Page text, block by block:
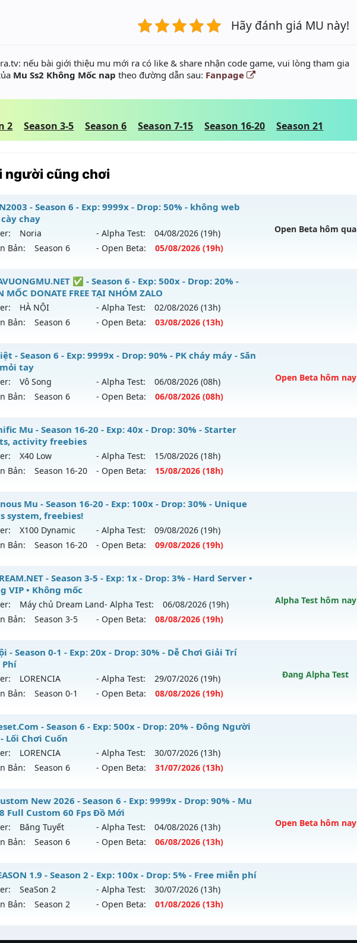
Hãy đánh giá MU này!
nếu bài giới thiệu mu mới ra có like & share nhận code game, vui lòng tham gia
Mu Ss2 Không Mốc nap theo đường dẫn sau: Fanpage
2 Season 3-5 Season 6 Season 7-15 Season 16-20 Season 21
người cũng chơi
- Season 6 - Exp: 9999x - Drop: 50% - không web
chay
Noria - Alpha Test: 04/08/2026 (19h)
Bản:
Season 6 - Open Beta: 05/08/2026 (19h)
Open Beta hôm qua
- không web shop cày chay
mới ra tháng 08 2026 - Mở máy chủNoriavào 19h ngày 05/08/2626
9999x - Drop: 50%
loại: Mu Nguyên bản Webzen
XSHield
✅ - Season 6 - Exp: 500x - Drop: 20% -
MỐC DONATE FREE TẠI NHÓM ZALO
HÀ NỘI - Alpha Test: 02/08/2026 (13h)
Bản:
Season 6 - Open Beta: 03/08/2026 (13h)
✅ - NHẬN MỐC DONATE FREE TẠI NHÓM ZALO
mới ra tháng 08 2026 - Mở máy chủHÀ NỘIvào 13h ngày 03/08/2626
500x - Drop: 20%
loại: Mu Nguyên bản Webzen
FPS 60 PLUS - CHỐNG HACK 100%
- Season 6 - Exp: 9999x - Drop: 90% - PK cháy máy - Săn
mỏi tay
Vô Song - Alpha Test: 06/08/2026 (08h)
Bản:
Season 6 - Open Beta: 06/08/2026 (08h)
Open Beta hôm nay
Việt - PK cháy máy - Săn Boss mỏi tay
mới ra tháng 08 2026 - Mở máy chủVô Songvào 08h ngày 06/08/2626
9999x - Drop: 90%
loại: Mu Nguyên bản Webzen
ICMPROTECT ✅ 🔴 ✨ ⚡️
Mu - Season 16-20 - Exp: 40x - Drop: 30% - Starter
activity freebies
X40 Low - Alpha Test: 15/08/2026 (18h)
Bản:
Season 16-20 - Open Beta: 15/08/2026 (18h)
Mu - Starter events, activity freebies
mới ra tháng 08 2026 - Mở máy chủX40 Lowvào 18h ngày 15/08/2626
40x - Drop: 30%
loại: Mu Nguyên bản Webzen
Mega-Anti
Mu - Season 16-20 - Exp: 100x - Drop: 30% - Unique
system, freebies!
X100 Dynamic - Alpha Test: 09/08/2026 (19h)
Bản:
Season 16-20 - Open Beta: 09/08/2026 (19h)
Mu - Unique resets system, freebies!
mới ra tháng 08 2026 - Mở máy chủX100 Dynamic
vào 19h ngày 09/08/2626
100x - Drop: 30%
loại: Mu Nguyên bản Webzen
Yes
- Season 3-5 - Exp: 1x - Drop: 3% - Hard Server •
VIP • Không mốc
Máy chủ Dream Land- Alpha Test: 06/08/2026 (19h)
Bản:
Season 3-5 - Open Beta: 08/08/2026 (19h)
Alpha Test hôm nay
- Hard Server • Không VIP • Không mốc
mới ra tháng 08 2026 - Mở máy chủMáy chủ Dream Land
vào 19h ngày
2626
reset: Non Reset
loại: Mu Nguyên bản Webzen
Chống Hack/ Dupe 100%
- Season 0-1 - Exp: 20x - Drop: 30% - Dễ Chơi Giải Trí
Phí
LORENCIA - Alpha Test: 29/07/2026 (19h)
Bản:
Season 0-1 - Open Beta: 08/08/2026 (19h)
Đang Alpha Test
Nội - Dễ Chơi Giải Trí Miễn Phí
mới ra tháng 08 2026 - Mở máy chủLORENCIA vào 19h ngày 08/08/2626
20x - Drop: 30%
loại: Mu Nguyên bản Webzen
gold
- Season 6 - Exp: 500x - Drop: 20% - Đông Người
Lối Chơi Cuốn
LORENCIA - Alpha Test: 30/07/2026 (13h)
Bản:
Season 6 - Open Beta: 31/07/2026 (13h)
- Đông Người Chơi - Lối Chơi Cuốn
mới ra tháng 07 2026 - Mở máy chủLORENCIA vào 13h ngày 31/07/2626
500x - Drop: 20%
loại: Mu Nguyên bản Webzen
Anti Vip
New 2026 - Season 6 - Exp: 9999x - Drop: 90% - Mu
Full Custom 60 Fps Đồ Mới
Băng Tuyết - Alpha Test: 04/08/2026 (13h)
Bản:
Season 6 - Open Beta: 06/08/2026 (13h)
Open Beta hôm nay
Custom New 2026 - Mu Ss6.18 Full Custom 60 Fps Đồ Mới
mới ra tháng 08 2026 - Mở máy chủBăng Tuyết
reset: Reset In Game
1.9 - Season 2 - Exp: 100x - Drop: 5% - Free miễn phí
SeaSon 2 - Alpha Test: 30/07/2026 (13h)
Bản:
Season 2 - Open Beta: 01/08/2026 (13h)
1.9 - Free miễn phí